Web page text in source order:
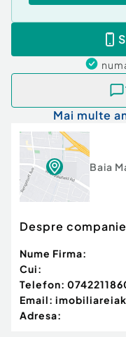
Mai multe
Baia
Despre companie
Nume Firma:
Cui:
Telefon:
Email:
Adresa: